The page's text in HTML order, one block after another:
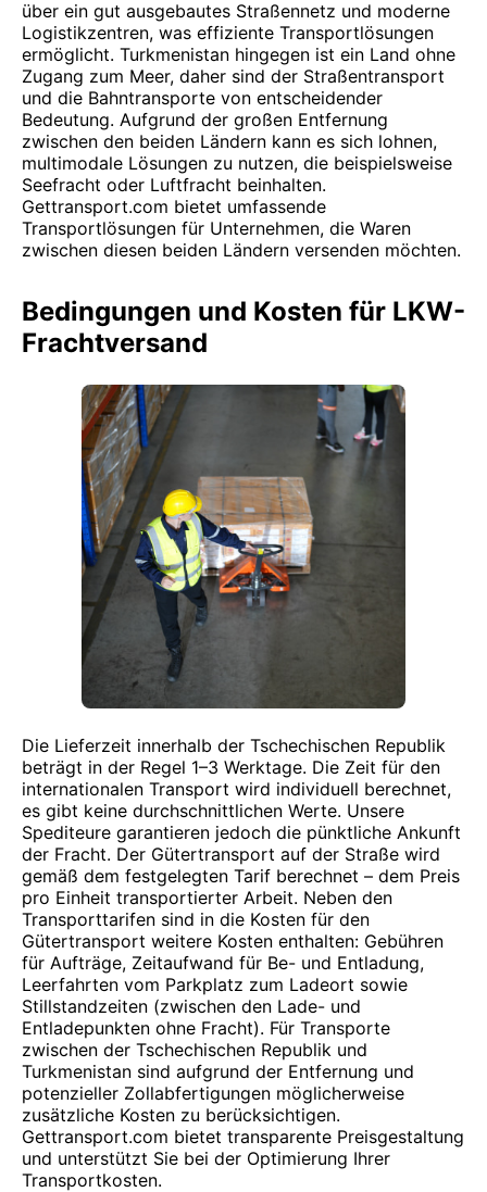
über ein gut ausgebautes Straßennetz und moderne
Logistikzentren, was effiziente Transportlösungen
ermöglicht. Turkmenistan hingegen ist ein Land ohne
Zugang zum Meer, daher sind der Straßentransport
und die Bahntransporte von entscheidender
Bedeutung. Aufgrund der großen Entfernung
zwischen den beiden Ländern kann es sich lohnen,
multimodale Lösungen zu nutzen, die beispielsweise
Seefracht oder Luftfracht beinhalten.
Gettransport.com bietet umfassende
Transportlösungen für Unternehmen, die Waren
zwischen diesen beiden Ländern versenden möchten.
Bedingungen und Kosten für LKW-
Frachtversand
Die Lieferzeit innerhalb der Tschechischen Republik
beträgt in der Regel 1–3 Werktage. Die Zeit für den
internationalen Transport wird individuell berechnet,
es gibt keine durchschnittlichen Werte. Unsere
Spediteure garantieren jedoch die pünktliche Ankunft
der Fracht. Der Gütertransport auf der Straße wird
gemäß dem festgelegten Tarif berechnet – dem Preis
pro Einheit transportierter Arbeit. Neben den
Transporttarifen sind in die Kosten für den
Gütertransport weitere Kosten enthalten: Gebühren
für Aufträge, Zeitaufwand für Be- und Entladung,
Leerfahrten vom Parkplatz zum Ladeort sowie
Stillstandzeiten (zwischen den Lade- und
Entladepunkten ohne Fracht). Für Transporte
zwischen der Tschechischen Republik und
Turkmenistan sind aufgrund der Entfernung und
potenzieller Zollabfertigungen möglicherweise
zusätzliche Kosten zu berücksichtigen.
Gettransport.com bietet transparente Preisgestaltung
und unterstützt Sie bei der Optimierung Ihrer
Transportkosten.